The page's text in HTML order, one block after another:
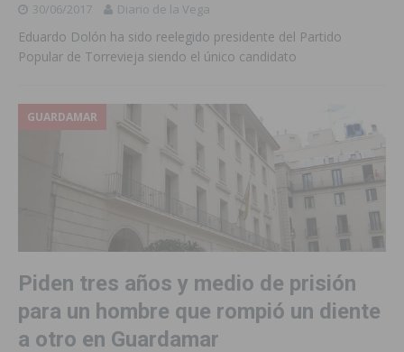
30/06/2017 Diario de la Vega
Eduardo Dolón ha sido reelegido presidente del Partido
Popular de Torrevieja siendo el único candidato
GUARDAMAR
Piden tres años y medio de prisión
para un hombre que rompió un diente
a otro en Guardamar